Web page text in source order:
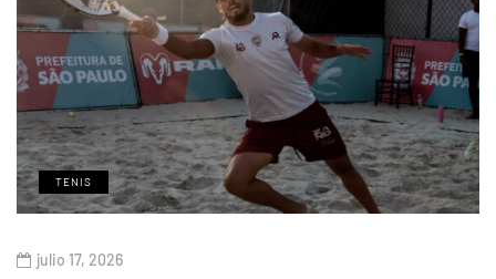
TENIS
julio 17, 2026